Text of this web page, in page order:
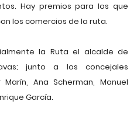
Hay premios para los que
los comercios de la ruta.
la Ruta el alcalde de
junto a los concejales
Ana Scherman, Manuel
García.